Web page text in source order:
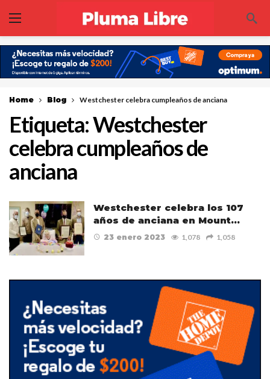
Home Blog Westchester celebra cumpleaños de anciana
Etiqueta:Westchester
celebra cumpleaños de
anciana
Westchester celebra los 107
años de anciana en Mount…
23 enero 2023 1,078 1,058